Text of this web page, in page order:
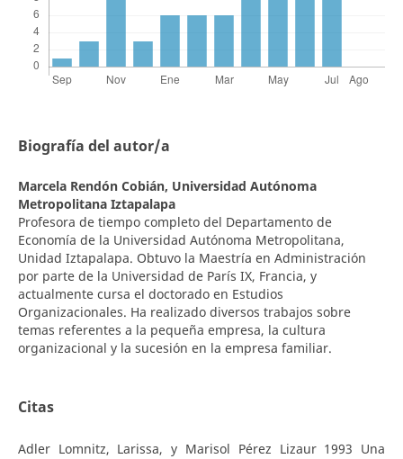
Biografía del autor/a
Marcela Rendón Cobián, Universidad Autónoma
Metropolitana Iztapalapa
Profesora de tiempo completo del Departamento de
Economía de la Universidad Autónoma Metropolitana,
Unidad Iztapalapa. Obtuvo la Maestría en Administración
por parte de la Universidad de París IX, Francia, y
actualmente cursa el doctorado en Estudios
Organizacionales. Ha realizado diversos trabajos sobre
temas referentes a la pequeña empresa, la cultura
organizacional y la sucesión en la empresa familiar.
Citas
Adler Lomnitz, Larissa, y Marisol Pérez Lizaur 1993 Una